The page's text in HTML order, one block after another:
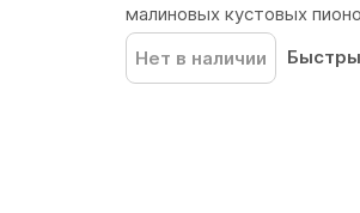
малиновых кустовых
Нет в наличии